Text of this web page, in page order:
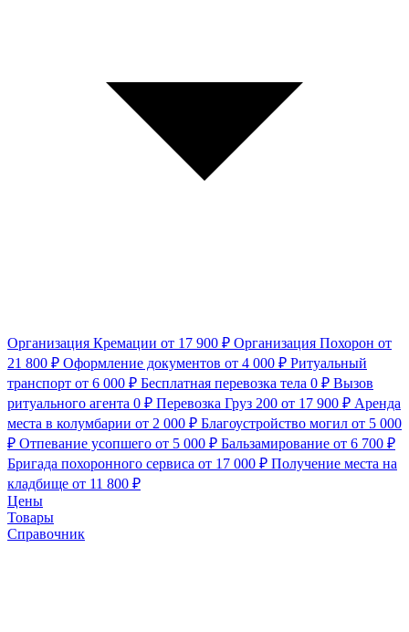
Организация Кремации от 17 900 ₽ Организация Похорон от
21 800 ₽ Оформление документов от 4 000 ₽ Ритуальный
транспорт от 6 000 ₽ Бесплатная перевозка тела 0 ₽ Вызов
ритуального агента 0 ₽ Перевозка Груз 200 от 17 900 ₽ Аренда
места в колумбарии от 2 000 ₽ Благоустройство могил от 5 000
₽ Отпевание усопшего от 5 000 ₽ Бальзамирование от 6 700 ₽
Бригада похоронного сервиса от 17 000 ₽ Получение места на
кладбище от 11 800 ₽
Цены
Товары
Справочник